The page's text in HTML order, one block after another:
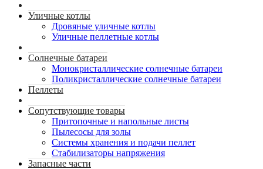
Уличные котлы
Дровяные уличные котлы
Уличные пеллетные котлы
Солнечные батареи
Монокристаллические солнечные батареи
Поликристаллические солнечные батареи
Пеллеты
Сопутствующие товары
Притопочные и напольные листы
Пылесосы для золы
Системы хранения и подачи пеллет
Стабилизаторы напряжения
Запасные части